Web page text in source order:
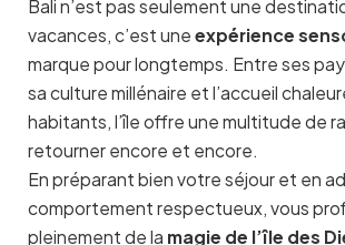
Bali n’est pas seulement une
vacances, c’est une expérience
marque pour longtemps. Entre ses
sa culture millénaire et l’accueil
habitants, l’île offre une multitude de
retourner encore et encore.
En préparant bien votre séjour et en
comportement respectueux, vous
pleinement de la magie de l’île des